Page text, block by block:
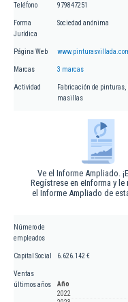
Teléfono 979847251
Forma
Jurídica
Sociedad anónima
Página Web
Marcas 3 marcas
Actividad
Fabricación de
masillas
Ve el Informe Ampliado.
Regístrese en eInforma y le
el Informe Ampliado de
Número de
empleados
Capital Social 6.626.142 €
Ventas
últimos años
Año
2022